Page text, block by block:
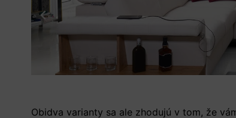
Obidva varianty sa ale zhodujú v tom, že